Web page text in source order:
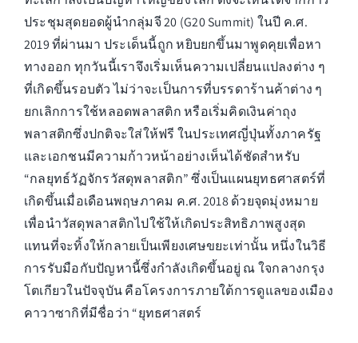
ประชุมสุดยอดผู้นำกลุ่มจี 20 (G20 Summit) ในปี ค.ศ.
2019 ที่ผ่านมา ประเด็นนี้ถูก หยิบยกขึ้นมาพูดคุยเพื่อหา
ทางออก ทุกวันนี้เราจึงเริ่มเห็นความเปลี่ยนแปลงต่าง ๆ
ที่เกิดขึ้นรอบตัว ไม่ว่าจะเป็นการที่บรรดาร้านค้าต่าง ๆ
ยกเลิกการใช้หลอดพลาสติก หรือเริ่มคิดเงินค่าถุง
พลาสติกซึ่งปกติจะใส่ให้ฟรี ในประเทศญี่ปุ่นทั้งภาครัฐ
และเอกชนมีความก้าวหน้าอย่างเห็นได้ชัดสำหรับ
“กลยุทธ์วัฏจักรวัสดุพลาสติก” ซึ่งเป็นแผนยุทธศาสตร์ที่
เกิดขึ้นเมื่อเดือนพฤษภาคม ค.ศ. 2018 ด้วยจุดมุ่งหมาย
เพื่อนำวัสดุพลาสติกไปใช้ให้เกิดประสิทธิภาพสูงสุด
แทนที่จะทิ้งให้กลายเป็นเพียงเศษขยะเท่านั้น หนึ่งในวิธี
การรับมือกับปัญหานี้ซึ่งกำลังเกิดขึ้นอยู่ ณ ใจกลางกรุง
โตเกียวในปัจจุบัน คือโครงการภายใต้การดูแลของเมือง
คาวาซากิที่มีชื่อว่า “ยุทธศาสตร์